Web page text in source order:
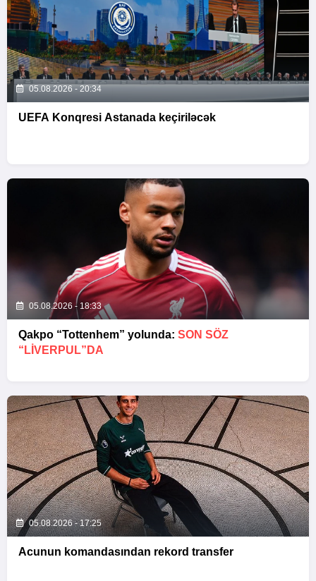
05.08.2026 - 20:34
UEFA Konqresi Astanada keçiriləcək
05.08.2026 - 18:33
Qakpo “Tottenhem” yolunda: SON SÖZ
“LIVERPUL”DA
05.08.2026 - 17:25
Acunun komandasından rekord transfer